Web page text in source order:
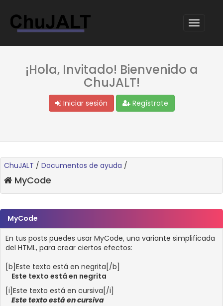
¡Hola, Invitado! Bienvenido a
ChuJALT!
Iniciar sesión Regístrate
ChuJALT / Documentos de ayuda /
MyCode
MyCode
En tus posts puedes usar MyCode, una variante simplificada
del HTML, para crear ciertos efectos:
[b]Este texto está en negrita[/b]
Este texto está en negrita
[i]Este texto está en cursiva[/i]
Este texto está en cursiva